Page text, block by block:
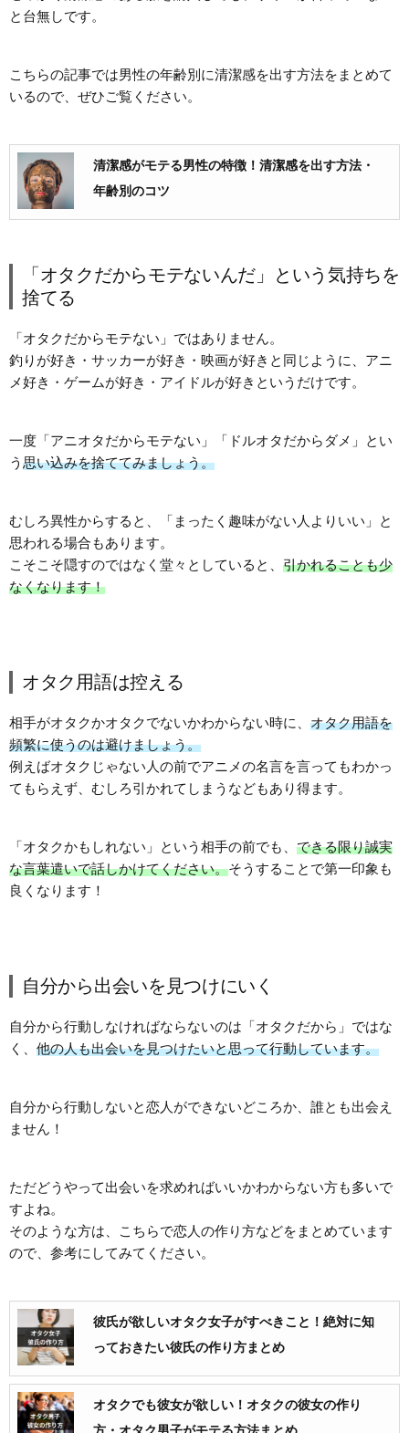
と台無しです。
こちらの記事では男性の年齢別に清潔感を出す方法をまとめて
いるので、ぜひご覧ください。
清潔感がモテる男性の特徴！清潔感を出す方法・
年齢別のコツ
「オタクだからモテないんだ」という気持ちを
捨てる
「オタクだからモテない」ではありません。
釣りが好き・サッカーが好き・映画が好きと同じように、アニ
メ好き・ゲームが好き・アイドルが好きというだけです。
一度「アニオタだからモテない」「ドルオタだからダメ」とい
う 思い込みを捨ててみましょう。
むしろ異性からすると、「まったく趣味がない人よりいい」と
思われる場合もあります。
こそこそ隠すのではなく堂々としていると、 引かれることも少
なくなります！
オタク用語は控える
相手がオタクかオタクでないかわからない時に、 オタク用語を
頻繁に使うのは避けましょう。
例えばオタクじゃない人の前でアニメの名言を言ってもわかっ
てもらえず、むしろ引かれてしまうなどもあり得ます。
「オタクかもしれない」という相手の前でも、 できる限り誠実
な言葉遣いで話しかけてください。そうすることで第一印象も
良くなります！
自分から出会いを見つけにいく
自分から行動しなければならないのは「オタクだから」ではな
く、 他の人も出会いを見つけたいと思って行動しています。
自分から行動しないと恋人ができないどころか、誰とも出会え
ません！
ただどうやって出会いを求めればいいかわからない方も多いで
すよね。
そのような方は、こちらで恋人の作り方などをまとめています
ので、参考にしてみてください。
彼氏が欲しいオタク女子がすべきこと！絶対に知
っておきたい彼氏の作り方まとめ
オタクでも彼女が欲しい！オタクの彼女の作り